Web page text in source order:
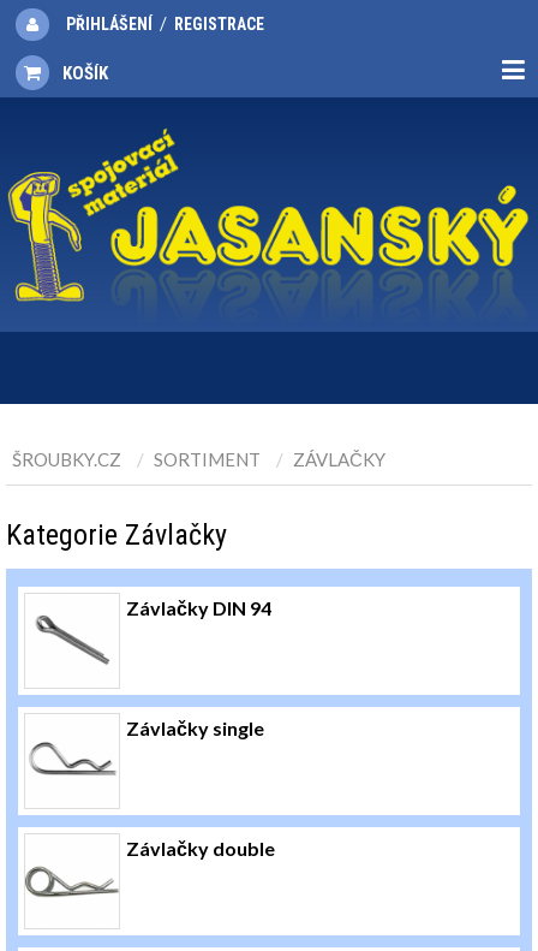
PŘIHLÁŠENÍ / REGISTRACE
KOŠÍK
ŠROUBKY.CZ SORTIMENT ZÁVLAČKY
Kategorie Závlačky
Závlačky DIN 94
Závlačky single
Závlačky double